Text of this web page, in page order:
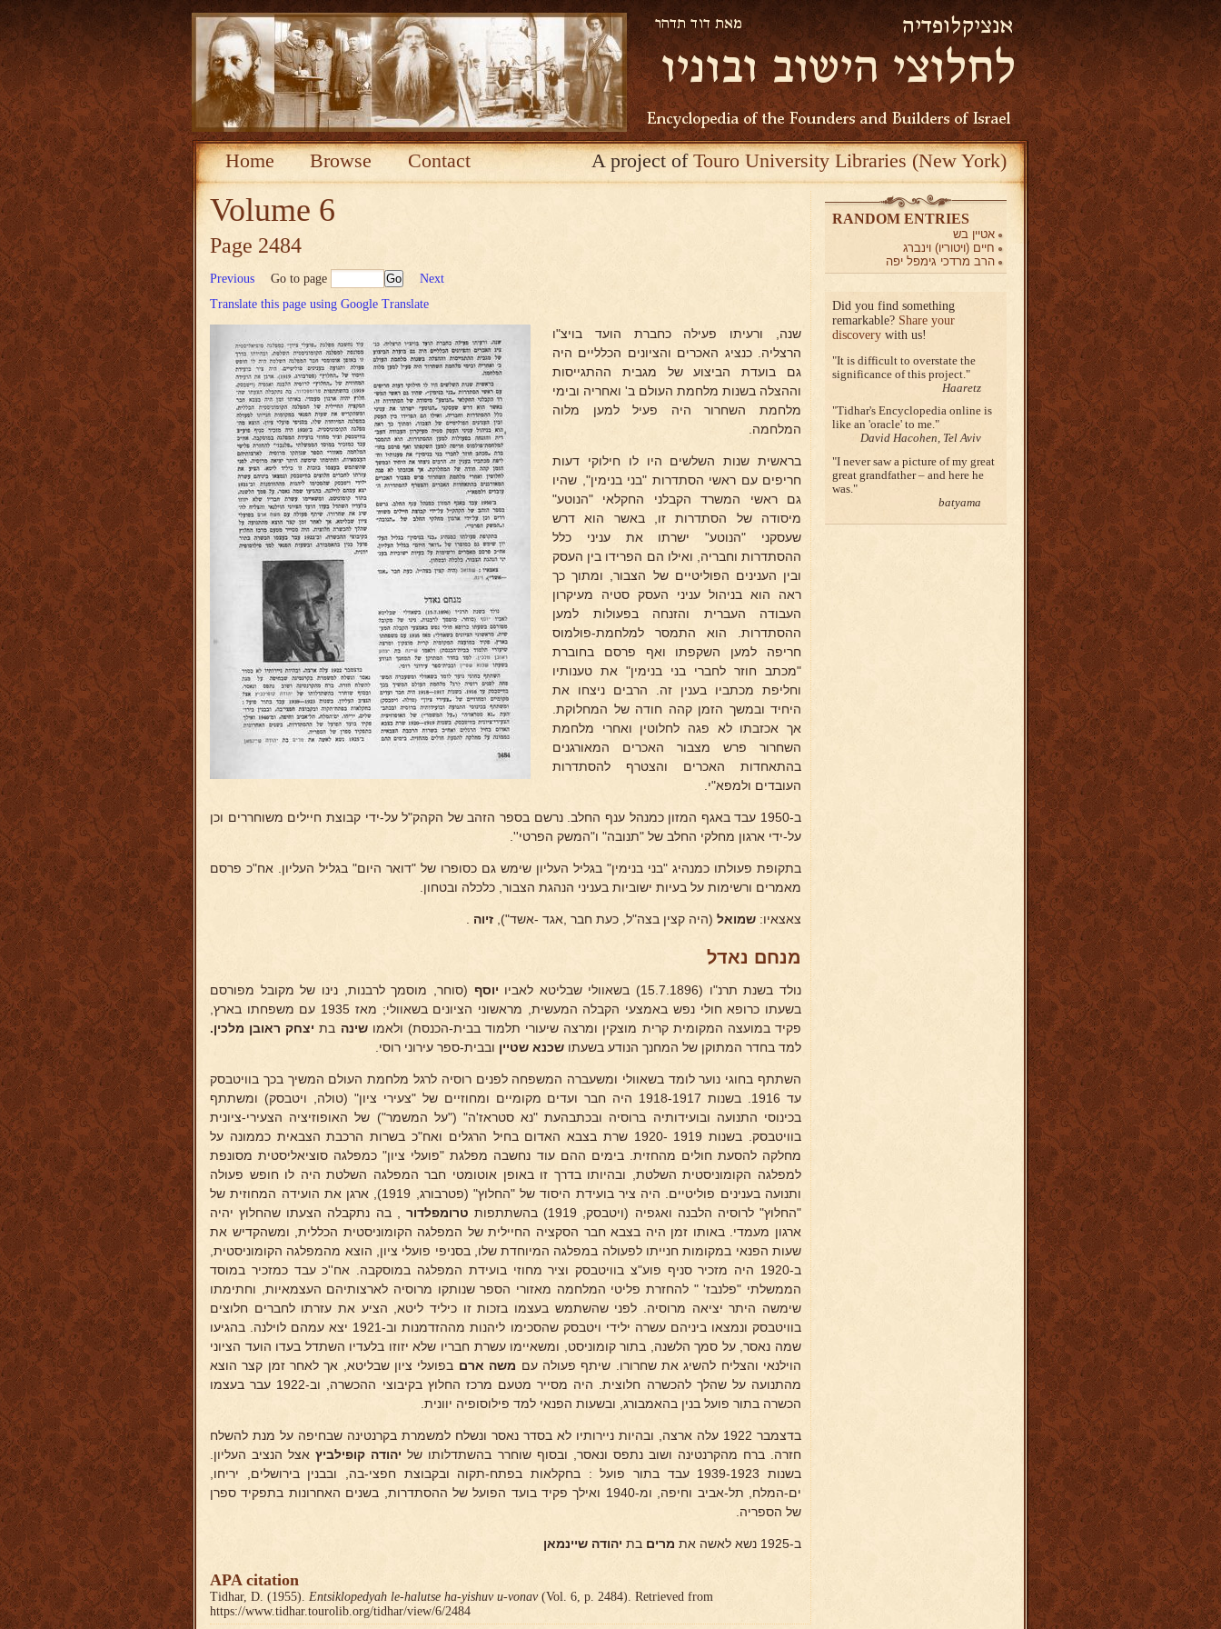
Home Browse Contact A project ofTouro University Libraries (New York)
Volume 6
Page 2484
Previous Go to page
Next
Translate this page using Google Translate
שנה, ורעיתו פעילה כחברת הועד בויצ"ו
הרצליה. כנציג האכרים והציונים הכלליים היה
גם בועדת הביצוע של מגבית ההתגייסות
וההצלה בשנות מלחמת העולם ב' ואחריה ובימי
מלחמת השחרור היה פעיל למען מלוה
המלחמה.
בראשית שנות השלשים היו לו חילוקי דעות
חריפים עם ראשי הסתדרות "בני בנימין", שהיו
גם ראשי המשרד הקבלני החקלאי "הנוטע"
מיסודה של הסתדרות זו, באשר הוא דרש
שעסקני "הנוטע" ישרתו את עניני כלל
ההסתדרות וחבריה, ואילו הם הפרידו בין העסק
ובין הענינים הפוליטיים של הצבור, ומתוך כך
ראה הוא בניהול עניני העסק סטיה מעיקרון
העבודה העברית והזנחה בפעולות למען
ההסתדרות. הוא התמסר למלחמת-פולמוס
חריפה למען השקפתו ואף פרסם בחוברת
"מכתב חוזר לחברי בני בנימין" את טענותיו
וחליפת מכתביו בענין זה. הרבים ניצחו את
היחיד ובמשך הזמן קהה חודה של המחלוקת.
אך אכזבתו לא פגה לחלוטין ואחרי מלחמת
השחרור פרש מצבור האכרים המאורגנים
בהתאחדות האכרים והצטרף להסתדרות
העובדים ולמפא"י.
ב-1950 עבד באגף המזון כמנהל ענף החלב. נרשם בספר הזהב של הקהק"ל על-ידי קבוצת חיילים משוחררים וכן
על-ידי ארגון מחלקי החלב של "תנובה" ו"המשק הפרטי''.
בתקופת פעולתו כמנהיג "בני בנימין" בגליל העליון שימש גם כסופרו של "דואר היום" בגליל העליון. אח"כ פרסם
מאמרים ורשימות על בעיות ישוביות בעניני הנהגת הצבור, כלכלה ובטחון.
צאצאיו: שמואל (היה קצין בצה"ל, כעת חבר ,אגד -אשד"), זיוה
מנחם נאדל
נולד בשנת תרנ"ו (15.7.1896) בשאוולי שבליטא לאביו יוסף (סוחר, מוסמך לרבנות, נינו של מקובל מפורסם
בשעתו כרופא חולי נפש באמצעי הקבלה המעשית, מראשוני הציונים בשאוולי; מאז 1935 עם משפחתו בארץ,
פקיד במועצה המקומית קרית מוצקין ומרצה שיעורי תלמוד בבית-הכנסת) ולאמושינה בת יצחק ראובן מלכין.
למד בחדר המתוקן של המחנך הנודע בשעתו שכנא שטיין ובבית-ספר עירוני רוסי.
השתתף בחוגי נוער לומד בשאוולי ומשעברה המשפחה לפנים רוסיה לרגל מלחמת העולם המשיך בכך בוויטבסק
עד 1916. בשנות 1918-1917 היה חבר ועדים מקומיים ומחוזיים של "צעירי ציון" (טולה, ויטבסק) ומשתתף
בכינוסי התנועה ובועידותיה ברוסיה ובכתבהעת "נא סטראז'ה" ("על המשמר") של האופוזיציה הצעירי-ציונית
בוויטבסק. בשנות 1919 -1920 שרת בצבא האדום בחיל הרגלים ואח"כ בשרות הרכבת הצבאית כממונה על
מחלקה להסעת חולים מהחזית. בימים ההם עוד נחשבה מפלגת "פועלי ציון" כמפלגה סוציאליסטית מסונפת
למפלגה הקומוניסטית השלטת, ובהיותו בדרך זו באופן אוטומטי חבר המפלגה השלטת היה לו חופש פעולה
ותנועה בענינים פוליטיים. היה ציר בועידת היסוד של "החלוץ" (פטרבורג, 1919), ארגן את הועידה המחוזית של
"החלוץ" לרוסיה הלבנה ואגפיה (ויטבסק, 1919) בהשתתפות
טרומפלדור , בה נתקבלה הצעתו שהחלוץ יהיה
ארגון מעמדי. באותו זמן היה בצבא חבר הסקציה החיילית של המפלגה הקומוניסטית הכללית, ומשהקדיש את
שעות הפנאי במקומות חנייתו לפעולה במפלגה המיוחדת שלו, בסניפי פועלי ציון, הוצא מהמפלגה הקומוניסטית,
ב-1920 היה מזכיר סניף פוע"צ בוויטבסק וציר מחוזי בועידת המפלגה במוסקבה. אח''כ עבד כמזכיר במוסד
הממשלתי "פלנבז' " להחזרת פליטי המלחמה מאזורי הספר שנותקו מרוסיה לארצותיהם העצמאיות, וחתימתו
שימשה היתר יציאה מרוסיה. לפני שהשתמש בעצמו בזכות זו כיליד ליטא, הציע את עזרתו לחברים חלוצים
בוויטבסק ונמצאו ביניהם עשרה ילידי ויטבסק שהסכימו ליהנות מההזדמנות וב-1921 יצא עמהם לוילנה. בהגיעו
שמה נאסר, על סמך הלשנה, בתור קומוניסט, ומשאיימו עשרת חבריו שלא יזוזו בלעדיו השתדל בעדו הועד הציוני
הוילנאי והצליח להשיג את שחרורו. שיתף פעולה עם משה ארם בפועלי ציון שבליטא, אך לאחר זמן קצר הוצא
מהתנועה על שהלך להכשרה חלוצית. היה מסייר מטעם מרכז החלוץ בקיבוצי ההכשרה, וב-1922 עבר בעצמו
הכשרה בתור פועל בנין בהאמבורג, ובשעות הפנאי למד פילוסופיה יוונית.
בדצמבר 1922 עלה ארצה, ובהיות ניירותיו לא בסדר נאסר ונשלח למשמרת בקרנטינה שבחיפה על מנת להשלח
חזרה. ברח מהקרנטינה ושוב נתפס ונאסר, ובסוף שוחרר בהשתדלותו של יהודה קופילביץ אצל הנציב העליון.
בשנות 1939-1923 עבד בתור פועל : בחקלאות בפתח-תקוה ובקבוצת חפצי-בה, ובבנין בירושלים, יריחו,
ים-המלח, תל-אביב וחיפה, ומ-1940 ואילך פקיד בועד הפועל של ההסתדרות, בשנים האחרונות בתפקיד ספרן
של הספריה.
ב-1925 נשא לאשה את מרים בת יהודה שיינמאן
APA citation
Tidhar, D. (1955). Entsiklopedyah le-halutse ha-yishuv u-vonav(Vol. 6, p. 2484). Retrieved from
https://www.tidhar.tourolib.org/tidhar/view/6/2484
RANDOM ENTRIES
אטיין בש
חיים (ויטוריו) וינברג
הרב מרדכי גימפל יפה
Did you find something
remarkable? Share your
discovery with us!
It is difficult to overstate the
significance of this project.
Haaretz
Tidhar's Encyclopedia online is
like an 'oracle' to me.
David Hacohen, Tel Aviv
I never saw a picture of my great
great grandfather – and here he
was.
batyama